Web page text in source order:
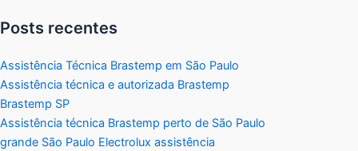
Posts recentes
Assistência Técnica Brastemp em São Paulo
Assistência técnica e autorizada Brastemp
Brastemp SP
Assistência técnica Brastemp perto de São Paulo
grande São Paulo Electrolux assistência